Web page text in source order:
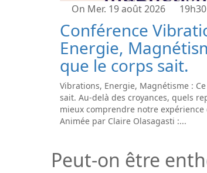
On Mer. 19 août 2026 19h30
Conférence
Energie,
que le corps sait.
Vibrations, Energie, Magnétisme :
sait. Au-delà des croyances, quels
mieux comprendre notre expérience
Animée par Claire Olasagasti :...
Peut-on être